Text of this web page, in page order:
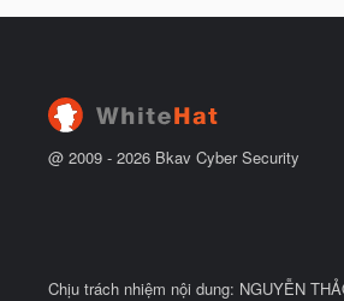
@ 2009 - 2026 Bkav Cyber Security
Chịu trách nhiệm nội dung: NGUYỄN